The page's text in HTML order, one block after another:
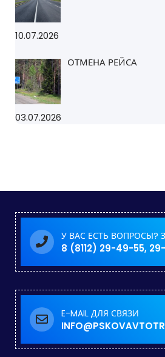
10.07.2026
ОТМЕНА РЕЙСА
03.07.2026
У ВАС ЕСТЬ ВОПРОСЫ?
8 (8112) 29-49-55,
E-MAIL ДЛЯ СВЯЗИ